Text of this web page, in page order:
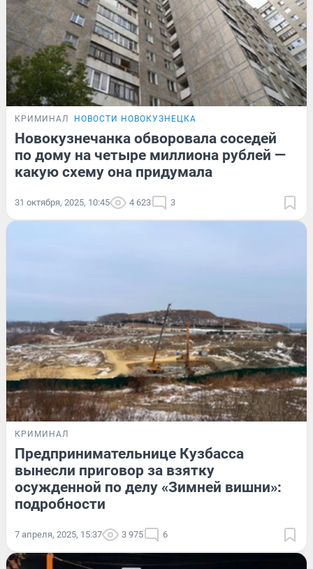
КРИМИНАЛ НОВОСТИ НОВОКУЗНЕЦКА
Новокузнечанка обворовала соседей
по дому на четыре миллиона рублей —
какую схему она придумала
31 октября, 2025, 10:45 4 623 3
КРИМИНАЛ
Предпринимательнице Кузбасса
вынесли приговор за взятку
осужденной по делу «Зимней вишни»:
подробности
7 апреля, 2025, 15:37 3 975 6